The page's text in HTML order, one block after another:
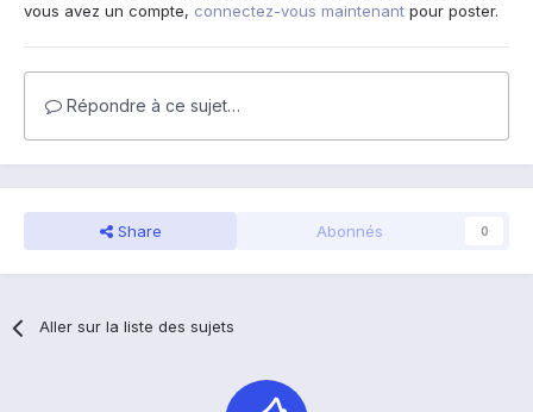
vous avez un compte, connectez-vous maintenant pour poster.
Répondre à ce sujet…
Share Abonnés 0
Aller sur la liste des sujets